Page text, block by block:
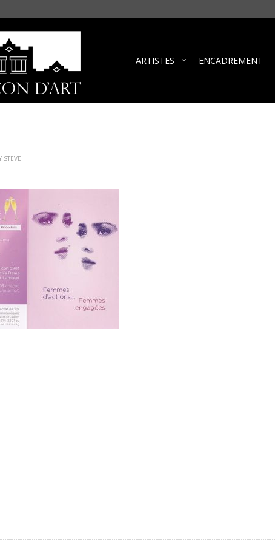
ARTISTES ENCADREMENT